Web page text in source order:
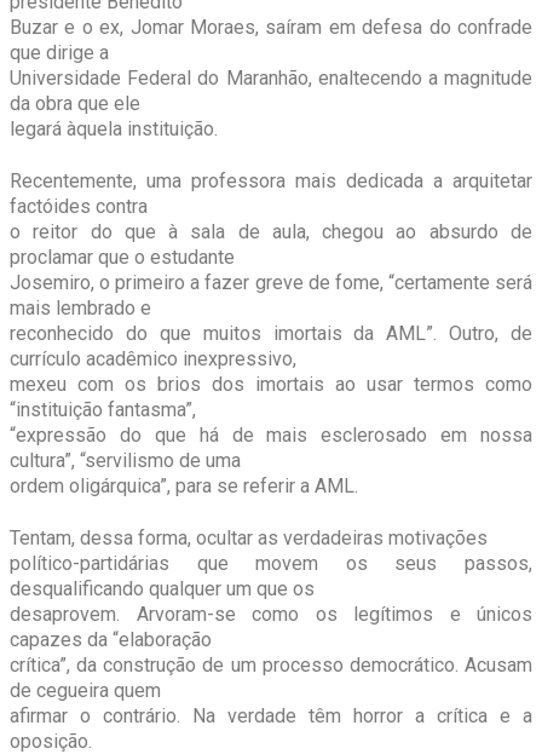
Buzar e o ex, Jomar Moraes, saíram em defesa do confrade
que dirige a
Universidade Federal do Maranhão, enaltecendo a magnitude
da obra que ele
legará àquela instituição.
Recentemente, uma professora mais dedicada a arquitetar
factóides contra
o reitor do que à sala de aula, chegou ao absurdo de
proclamar que o estudante
Josemiro, o primeiro a fazer greve de fome, “certamente será
mais lembrado e
reconhecido do que muitos imortais da AML”. Outro, de
currículo acadêmico inexpressivo,
mexeu com os brios dos imortais ao usar termos como
“instituição fantasma”,
“expressão do que há de mais esclerosado em nossa
cultura”, “servilismo de uma
ordem oligárquica”, para se referir a AML.
Tentam, dessa forma, ocultar as verdadeiras motivações
político-partidárias que movem os seus passos,
desqualificando qualquer um que os
desaprovem. Arvoram-se como os legítimos e únicos
capazes da “elaboração
crítica”, da construção de um processo democrático. Acusam
de cegueira quem
afirmar o contrário. Na verdade têm horror a crítica e a
oposição.